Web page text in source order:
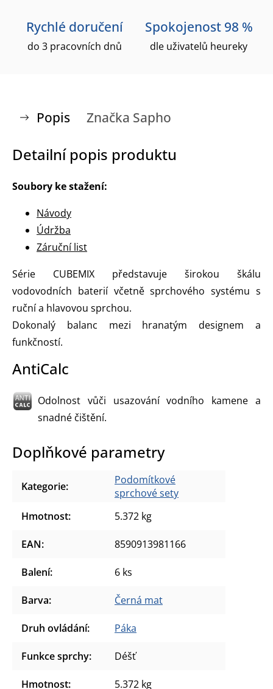
Rychlé doručení
do 3 pracovních dnů
Spokojenost 98 %
dle uživatelů heureky
Popis Značka Sapho
Detailní popis produktu
Soubory ke stažení:
Návody
Údržba
Záruční list
Série CUBEMIX představuje širokou škálu
vodovodních baterií včetně sprchového systému s
ruční a hlavovou sprchou.
Dokonalý balanc mezi hranatým designem a
funkčností.
AntiCalc
Odolnost vůči usazování vodního kamene a
snadné čištění.
Doplňkové parametry
Kategorie:
Podomítkové
sprchové sety
Hmotnost: 5.372 kg
EAN: 8590913981166
Balení: 6 ks
Barva: Černá mat
Druh ovládání: Páka
Funkce sprchy: Déšť
Hmotnost: 5.372 kg